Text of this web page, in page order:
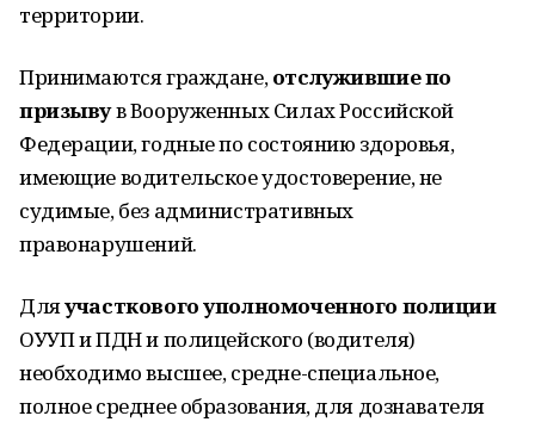
территории.
Принимаются граждане,отслужившие по
призывув Вооруженных Силах Российской
Федерации, годные по состоянию здоровья,
имеющие водительское удостоверение, не
судимые, без административных
правонарушений.
Дляучасткового уполномоченного полиции
ОУУП и ПДН и полицейского (водителя)
необходимо высшее, средне-специальное,
полное среднее образования, для дознавателя